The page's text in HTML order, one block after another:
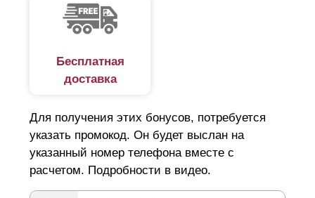
Бесплатная
доставка
Для получения этих бонусов, потребуется
указать промокод. Он будет выслан на
указанный номер телефона вместе с
расчетом. Подробности в видео.